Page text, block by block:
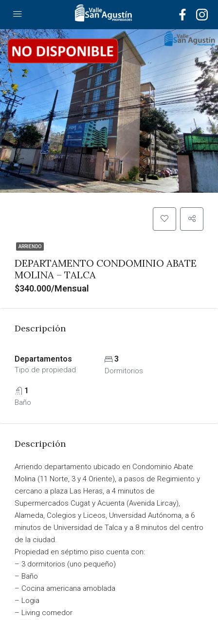
ARRIENDO
DEPARTAMENTO CONDOMINIO ABATE
MOLINA – TALCA
$340.000/Mensual
Descripción
Departamentos
Tipo de propiedad
3
Dormitorios
1
Baño
Descripción
Arriendo departamento ubicado en Condominio Abate
Molina (11 Norte, 3 y 4 Oriente), a pasos de Regimiento y
cercano a plaza Las Heras, a 4 minutos de
Supermercados Cugat y Acuenta (Avenida Lircay),
Alameda, Colegios y Liceos, Unversidad Autónoma, a 6
minutos de Universidad de Talca y a 8 minutos del centro
de la ciudad.
Propiedad en séptimo piso cuenta con:
– 3 dormitorios (uno pequeño)
– Baño
– Cocina americana amoblada
– Logia
– Living comedor